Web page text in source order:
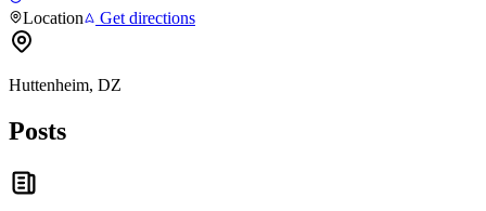
Location Get directions
Huttenheim, DZ
Posts